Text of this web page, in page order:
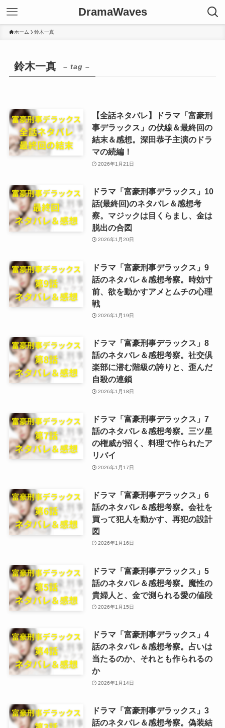
DramaWaves
ホーム 鈴木一真
鈴木一真 – tag –
【全話ネタバレ】ドラマ「富豪刑
事デラックス」の伏線＆最終回の
結末＆感想。深田恭子主演のドラ
マの続編！
2026年1月21日
ドラマ「富豪刑事デラックス」10
話(最終回)のネタバレ＆感想考
察。マジックは目くらまし、金は
脱出の合図
2026年1月20日
ドラマ「富豪刑事デラックス」9
話のネタバレ＆感想考察。時効寸
前、欲を動かすアメとムチの心理
戦
2026年1月19日
ドラマ「富豪刑事デラックス」8
話のネタバレ＆感想考察。社交倶
楽部に潜む階級の誇りと、歪んだ
自殺の連鎖
2026年1月18日
ドラマ「富豪刑事デラックス」7
話のネタバレ＆感想考察。三ツ星
の権威が招く、料理で作られたア
リバイ
2026年1月17日
ドラマ「富豪刑事デラックス」6
話のネタバレ＆感想考察。会社を
買って犯人を動かす、再犯の設計
図
2026年1月16日
ドラマ「富豪刑事デラックス」5
話のネタバレ＆感想考察。魔性の
貴婦人と、金で測られる愛の値段
2026年1月15日
ドラマ「富豪刑事デラックス」4
話のネタバレ＆感想考察。占いは
当たるのか、それとも作られるの
か
2026年1月14日
ドラマ「富豪刑事デラックス」3
話のネタバレ＆感想考察。偽装結